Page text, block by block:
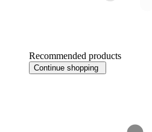
Recommended products
Continue shopping